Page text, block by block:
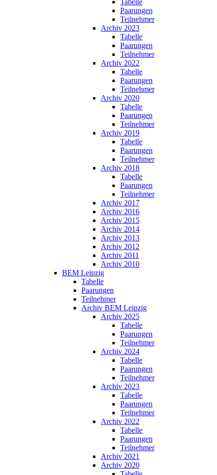
Paarungen
Teilnehmer
Archiv 2023
Tabelle
Paarungen
Teilnehmer
Archiv 2022
Tabelle
Paarungen
Teilnehmer
Archiv 2020
Tabelle
Paarungen
Teilnehmer
Archiv 2019
Tabelle
Paarungen
Teilnehmer
Archiv 2018
Tabelle
Paarungen
Teilnehmer
Archiv 2017
Archiv 2016
Archiv 2015
Archiv 2014
Archiv 2013
Archiv 2012
Archiv 2011
Archiv 2010
BEM Leipzig
Tabelle
Paarungen
Teilnehmer
Archiv BEM Leipzig
Archiv 2025
Tabelle
Paarungen
Teilnehmer
Archiv 2024
Tabelle
Paarungen
Teilnehmer
Archiv 2023
Tabelle
Paarungen
Teilnehmer
Archiv 2022
Tabelle
Paarungen
Teilnehmer
Archiv 2021
Archiv 2020